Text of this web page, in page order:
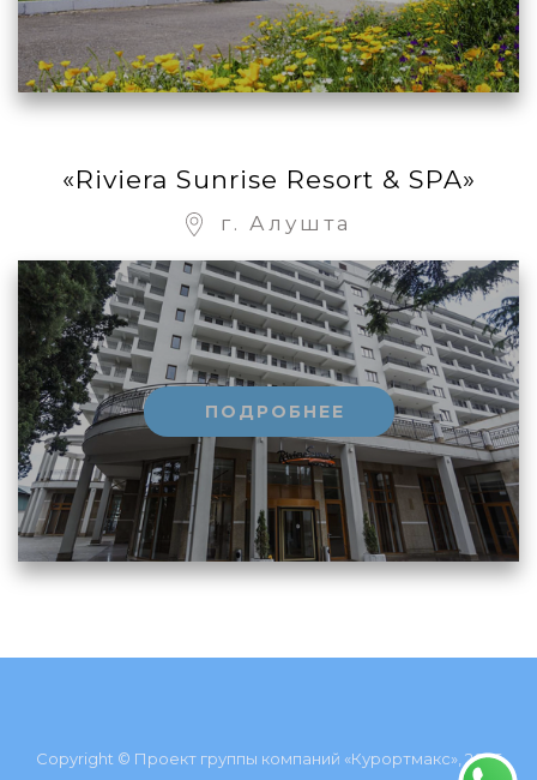
«Riviera Sunrise Resort & SPA»
г. Алушта
ПОДРОБНЕЕ
Copyright © Проект группы компаний «Курортмакс», 2026